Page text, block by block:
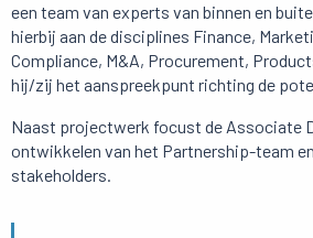
een team van experts van binnen en
hierbij aan de disciplines Finance,
Compliance, M&A, Procurement,
hij/zij het aanspreekpunt richting de
Naast projectwerk focust de Associate
ontwikkelen van het Partnership-team
stakeholders.